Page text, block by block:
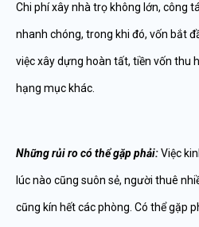
Chi phí xây nhà trọ không lớn, công
nhanh chóng, trong khi đó, vốn bắt
việc xây dựng hoàn tất, tiền vốn thu
hạng mục khác.
Những rủi ro có thể gặp phải:Việc
lúc nào cũng suôn sẻ, người thuê
cũng kín hết các phòng. Có thể gặp